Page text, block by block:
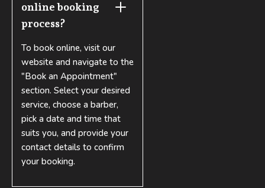
online booking
process?
To book online, visit our
website and navigate to the
"Book an Appointment"
section. Select your desired
service, choose a barber,
pick a date and time that
suits you, and provide your
contact details to confirm
your booking.